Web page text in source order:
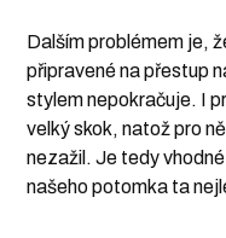
Dalším problémem je,
připravené na přestup
stylem nepokračuje. I
velký skok, natož pro
nezažil. Je tedy
našeho potomka ta